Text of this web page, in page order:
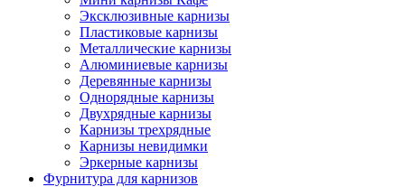
Эксклюзивные карнизы
Пластиковые карнизы
Металлические карнизы
Алюминиевые карнизы
Деревянные карнизы
Однорядные карнизы
Двухрядные карнизы
Карнизы трехрядные
Карнизы невидимки
Эркерные карнизы
Фурнитура для карнизов